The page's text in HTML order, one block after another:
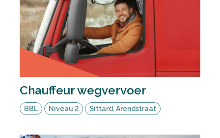
Chauffeur wegvervoer
BBL Niveau 2 Sittard, Arendstraat